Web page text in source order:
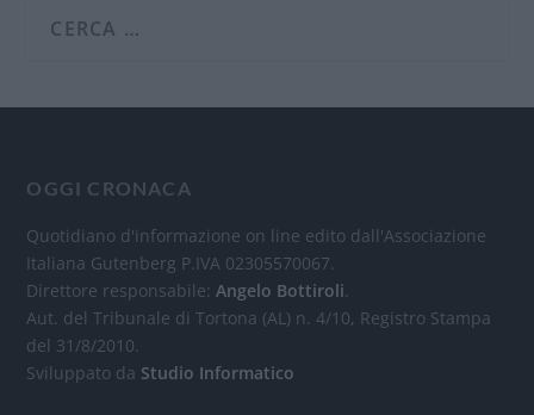
OGGI CRONACA
Quotidiano d'informazione on line edito dall'Associazione
Italiana Gutenberg P.IVA 02305570067.
Direttore responsabile:Angelo Bottiroli
Aut. del Tribunale di Tortona (AL) n. 4/10, Registro Stampa
del 31/8/2010.
Sviluppato da Studio Informatico